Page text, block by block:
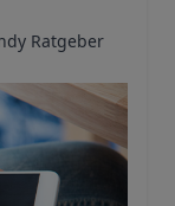
Ratgeber